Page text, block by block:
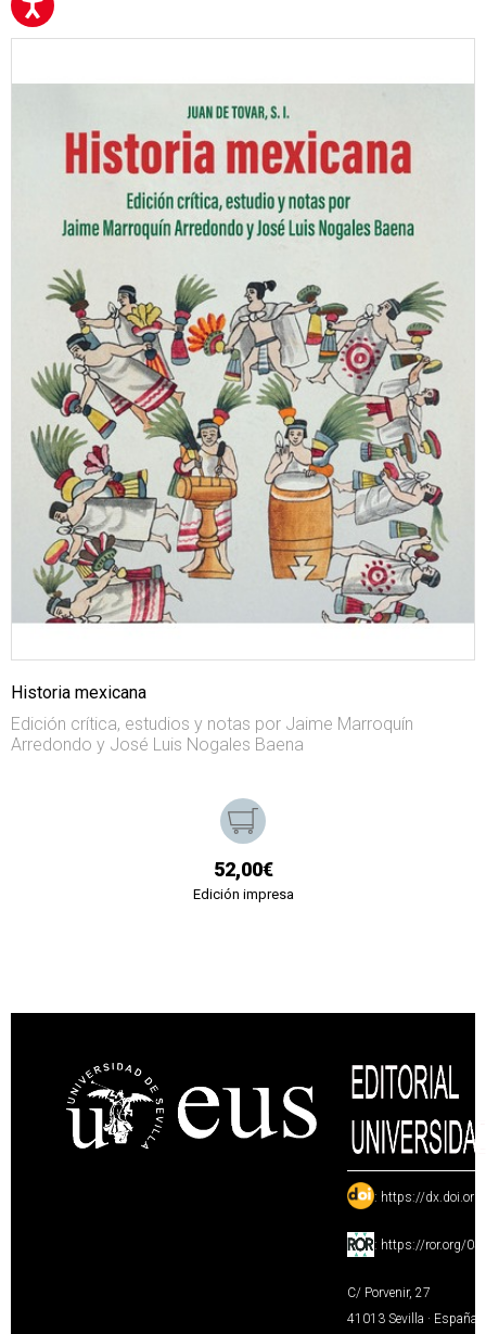
Historia mexicana
Edición crítica, estudios y notas por Jaime Marroquín
Arredondo y José Luis Nogales Baena
52,00€
Edición impresa
: https://
: https://ror.org/
C/ Porvenir, 27
41013 Sevilla · España